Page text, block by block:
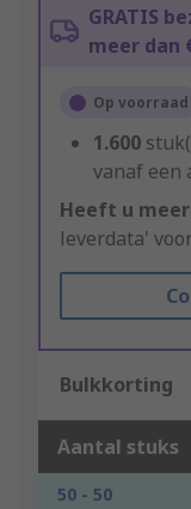
GRATIS
meer dan
Op voorraad
1.600
vanaf een
Heeft u
leverdata'
Bulkkorting
Aantal stuks
50 - 50